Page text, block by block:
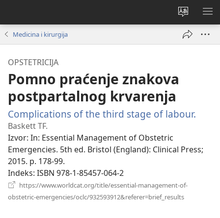
Promijeni
jezik
Medicina i kirurgija
OPSTETRICIJA
Pomno praćenje znakova
postpartalnog krvarenja
Complications of the third stage of labour.
Baskett TF.
Izvor‎: In: Essential Management of Obstetric
Emergencies. 5th ed. Bristol (England): Clinical Press;
2015. p. 178-99.
Indeks‎: ISBN 978-1-85457-064-2
https://www.worldcat.org/title/essential-management-of-
obstetric-emergencies/oclc/932593912&referer=brief_results